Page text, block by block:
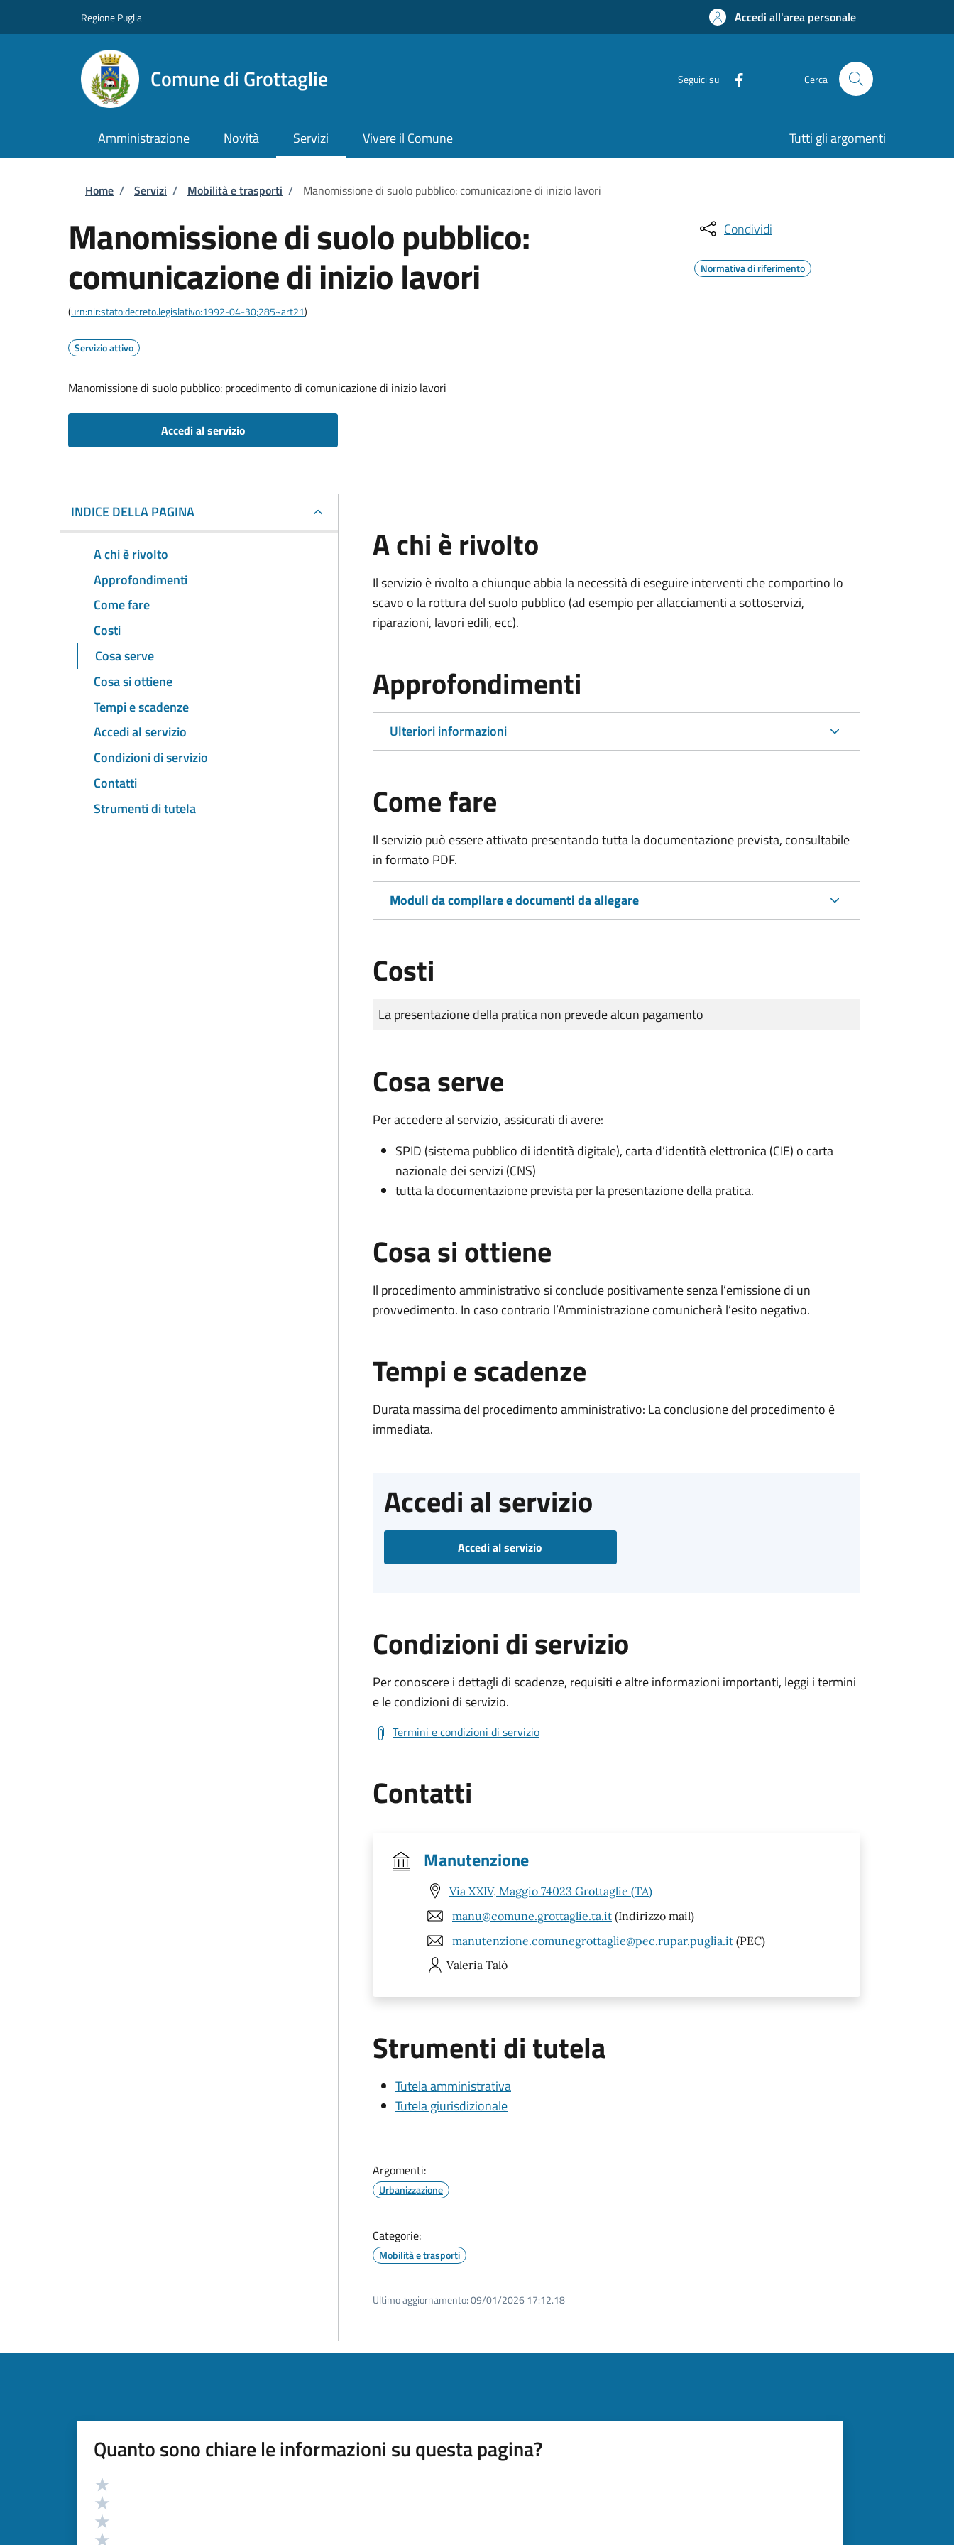
Regione Puglia Accedi all'area personale
Comune di Grottaglie Seguici su Cerca
Amministrazione Novità Servizi Vivere il Comune Tutti gli argomenti
Briciole di pane
Home / Servizi / Mobilità e trasporti / Manomissione di suolo pubblico: comunicazione di inizio lavori
Manomissione di suolo pubblico:
comunicazione di inizio lavori
(urn:nir:stato:decreto.legislativo:1992-04-30;285~art21)
Servizio attivo
Manomissione di suolo pubblico: procedimento di comunicazione di inizio lavori
Accedi al servizio
Condividi
Normativa di riferimento
INDICE DELLA PAGINA
A chi è rivolto
Approfondimenti
Come fare
Costi
Cosa serve
Cosa si ottiene
Tempi e scadenze
Accedi al servizio
Condizioni di servizio
Contatti
Strumenti di tutela
A chi è rivolto
Il servizio è rivolto a chiunque abbia la necessità di eseguire interventi che comportino lo
scavo o la rottura del suolo pubblico (ad esempio per allacciamenti a sottoservizi,
riparazioni, lavori edili, ecc).
Approfondimenti
Ulteriori informazioni
Come fare
Il servizio può essere attivato presentando tutta la documentazione prevista, consultabile
in formato PDF.
Moduli da compilare e documenti da allegare
Costi
Tipo di pagamento
Importo
La presentazione della pratica non prevede alcun pagamento
Cosa serve
Per accedere al servizio, assicurati di avere:
SPID (sistema pubblico di identità digitale), carta d’identità elettronica (CIE) o carta
nazionale dei servizi (CNS)
tutta la documentazione prevista per la presentazione della pratica.
Cosa si ottiene
Il procedimento amministrativo si conclude positivamente senza l’emissione di un
provvedimento. In caso contrario l’Amministrazione comunicherà l’esito negativo.
Tempi e scadenze
Durata massima del procedimento amministrativo: La conclusione del procedimento è
immediata.
Accedi al servizio
Accedi al servizio
Condizioni di servizio
Per conoscere i dettagli di scadenze, requisiti e altre informazioni importanti, leggi i termini
e le condizioni di servizio.
Termini e condizioni di servizio
Contatti
Manutenzione
Via XXIV, Maggio 74023 Grottaglie (TA)
manu@comune.grottaglie.ta.it (Indirizzo mail)
manutenzione.comunegrottaglie@pec.rupar.puglia.it (PEC)
Valeria Talò
Strumenti di tutela
Tutela amministrativa
Tutela giurisdizionale
Argomenti:
Urbanizzazione
Categorie:
Mobilità e trasporti
Ultimo aggiornamento:09/01/2026 17:12.18
Quanto sono chiare le informazioni su questa pagina?
Valutazione